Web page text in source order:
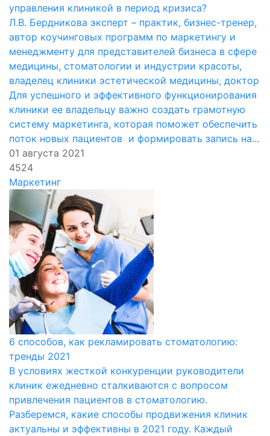
управления клиникой в период кризиса?
Л.В. Бердникова эксперт – практик, бизнес-тренер,
автор коучинговых программ по маркетингу и
менеджменту для представителей бизнеса в сфере
медицины, стоматологии и индустрии красоты,
владелец клиники эстетической медицины, доктор
Для успешного и эффективного функционирования
клиники ее владельцу важно создать грамотную
систему маркетинга, которая поможет обеспечить
поток новых пациентов и формировать запись на...
01 августа 2021
4524
Маркетинг
6 способов, как рекламировать стоматологию:
тренды 2021
В условиях жесткой конкуренции руководители
клиник ежедневно сталкиваются с вопросом
привлечения пациентов в стоматологию.
Разберемся, какие способы продвижения клиник
актуальны и эффективны в 2021 году. Каждый